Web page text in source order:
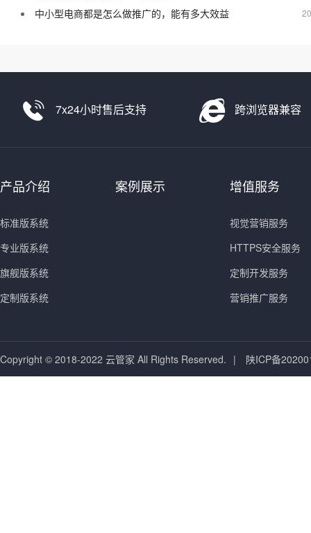
中小型电商都是怎么做推广的，能有多大效益
7x24小时售后支持 跨浏览器兼容
产品介绍
标准版系统
专业版系统
旗舰版系统
定制版系统
案例展示 增值服务
视觉营销服务
HTTPS安全服务
定制开发服务
营销推广服务
Copyright © 2018-2022 云管家 All Rights Reserved. | 陕ICP备